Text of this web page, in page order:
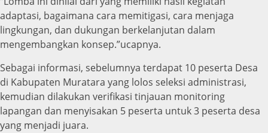
adaptasi, bagaimana cara memitigasi, cara menjaga
lingkungan, dan dukungan berkelanjutan dalam
mengembangkan konsep.”ucapnya.
Sebagai informasi, sebelumnya terdapat 10 peserta Desa
di Kabupaten Muratara yang lolos seleksi administrasi,
kemudian dilakukan verifikasi tinjauan monitoring
lapangan dan menyisakan 5 peserta untuk 3 peserta desa
yang menjadi juara.